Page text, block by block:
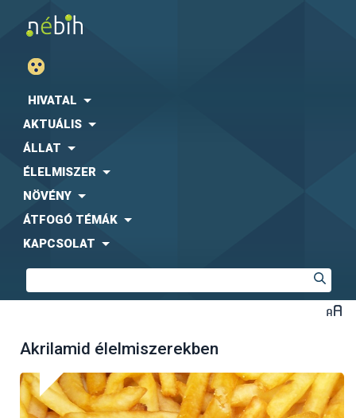
HIVATAL
AKTUÁLIS
ÁLLAT
ÉLELMISZER
NÖVÉNY
ÁTFOGÓ TÉMÁK
KAPCSOLAT
Akrilamid élelmiszerekben